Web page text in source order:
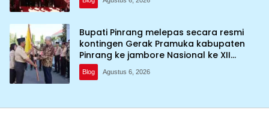
Bupati Pinrang melepas secara resmi
kontingen Gerak Pramuka kabupaten
Pinrang ke jambore Nasional ke XII
kebumi perkemahan Cibubur
Blog Agustus 6, 2026